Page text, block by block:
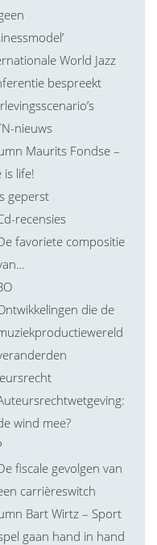
World Jazz
bespreekt
nieuws
Maurits Fondse –
is life!
geperst
recensies
favoriete compositie
die de
wind mee?
fiscale gevolgen van
carrièreswitch
Bart Wirtz – Sport
gaan hand in hand